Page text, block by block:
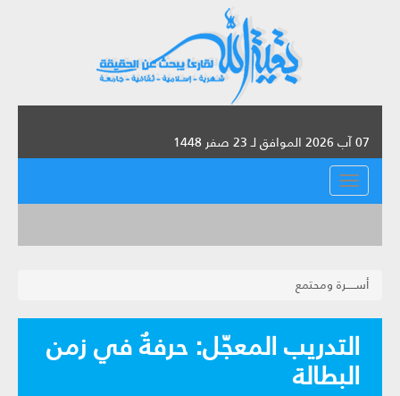
07 آب 2026 الموافق لـ 23 صفر 1448
القائمة
أســـــرة ومحتمع
التدريب المعجّل: حرفةٌ في زمن
البطالة